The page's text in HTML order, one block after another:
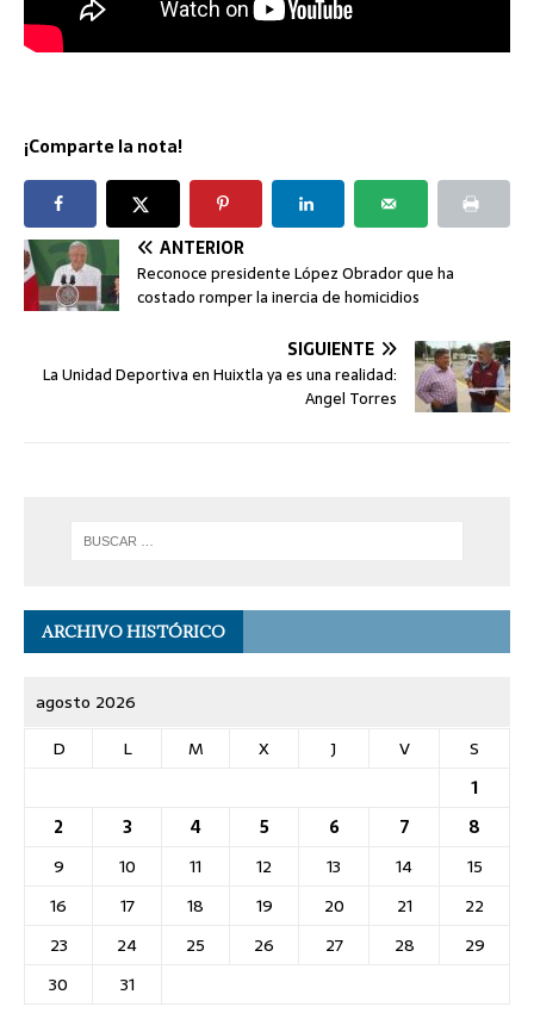
¡Comparte la nota!
ANTERIOR
Reconoce presidente López Obrador que ha
costado romper la inercia de homicidios
SIGUIENTE
La Unidad Deportiva en Huixtla ya es una realidad:
Angel Torres
ARCHIVO HISTÓRICO
agosto 2026
D
L M X J V
S
1
2
3 4 5 6 7
8
9
10 11 12 13 14
15
16
17 18 19 20 21
22
23
24 25 26 27 28
29
30
31